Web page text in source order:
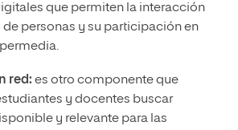
que permiten la interacción
de personas y su participación en
red: es otro componente que
y docentes buscar
y relevante para las